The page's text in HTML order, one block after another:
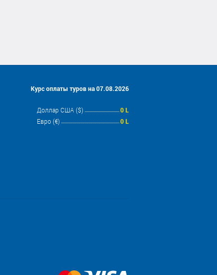
Курс оплаты туров на 07.08.2026
Доллар США ($)
0 L
Евро (€)
0 L